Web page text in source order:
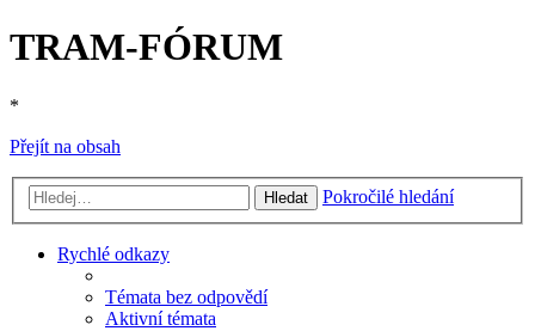
TRAM-FÓRUM
*
Přejít na obsah
Hledat Pokročilé hledání
Rychlé odkazy
Témata bez odpovědí
Aktivní témata